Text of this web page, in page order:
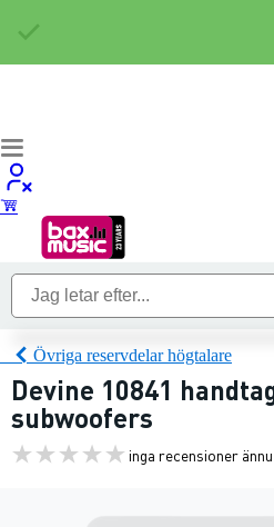
Övriga reservdelar högtalare
Devine 10841
subwoofers
inga recensioner ännu